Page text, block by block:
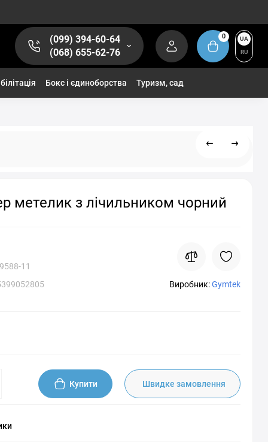
(099) 394-60-64
(068) 655-62-76
0
UA
RU
Бокс і єдиноборства Туризм, сад
метелик з лічильником чорний
11
Виробник:Gymtek
Купити Швидке замовлення